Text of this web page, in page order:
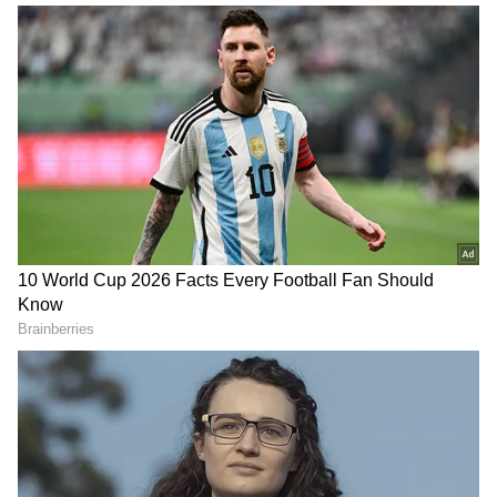
சிஆர்பிசி மற்றும் ஐபிசியை சரியான
நேரத்தில் திருத்துவது தொடர்பாக பல
ஆலோசனைகள் பெறப்பட்டுள்ளது என்றும்,
அவை சோதனை செய்யப்பட்டு வருகின்றன.
இந்த மாற்றங்களை உள்ளடக்கிய வரைவு
மசோதா விரைவில் நாடாளுமன்றத்தில்
தாக்கல் செய்யப்படும். தேசிய புலனாய்வு
அமைப்பு கூடுதல் அதிகாரங்களுடன்
பலப்படுத்தப்படும் என்றும் கூறினார்.
RECOMMENDED STORIES